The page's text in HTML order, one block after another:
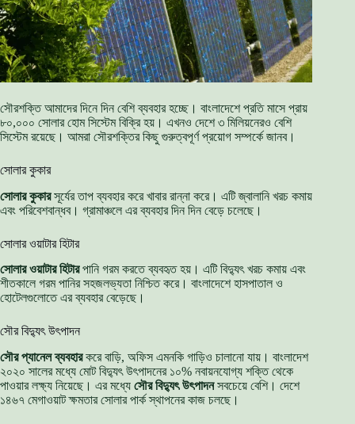
সৌরশক্তি আমাদের দিনে দিন বেশি ব্যবহার হচ্ছে। বাংলাদেশে প্রতি মাসে প্রায়
৮০,০০০ সোলার হোম সিস্টেম বিক্রি হয়। এখনও দেশে ৩ মিলিয়নেরও বেশি
সিস্টেম রয়েছে। আমরা সৌরশক্তির কিছু গুরুত্বপূর্ণ প্রয়োগ সম্পর্কে জানব।
সোলার কুকার
সোলার কুকারসূর্যের তাপ ব্যবহার করে খাবার রান্না করে। এটি জ্বালানি খরচ কমায়
এবং পরিবেশবান্ধব। গ্রামাঞ্চলে এর ব্যবহার দিন দিন বেড়ে চলেছে।
সোলার ওয়াটার হিটার
সোলার ওয়াটার হিটারপানি গরম করতে ব্যবহৃত হয়। এটি বিদ্যুৎ খরচ কমায় এবং
শীতকালে গরম পানির সহজলভ্যতা নিশ্চিত করে। বাংলাদেশে হাসপাতাল ও
হোটেলগুলোতে এর ব্যবহার বেড়েছে।
সৌর বিদ্যুৎ উৎপাদন
সৌর প্যানেল ব্যবহারকরে বাড়ি, অফিস এমনকি গাড়িও চালানো যায়। বাংলাদেশ
২০২০ সালের মধ্যে মোট বিদ্যুৎ উৎপাদনের ১০% নবায়নযোগ্য শক্তি থেকে
পাওয়ার লক্ষ্য নিয়েছে। এর মধ্যে সৌর বিদ্যুৎ উৎপাদনসবচেয়ে বেশি। দেশে
১৪৬৭ মেগাওয়াট ক্ষমতার সোলার পার্ক স্থাপনের কাজ চলছে।